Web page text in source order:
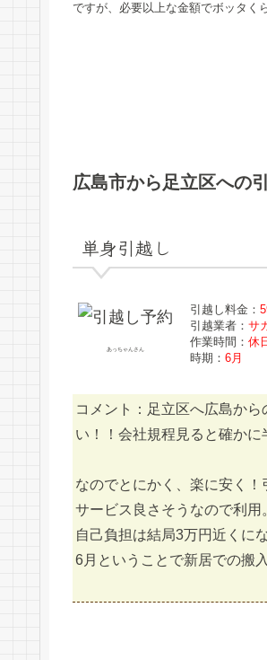
ですが、必要以上な金額でボッタく
広島市から足立区への
単身引越し
あっちゃんさん
引越し料金：
引越業者： サ
作業時間： 休
時期： 6月
コメント：足立区へ広島か
い！！会社規程見ると確かに
なのでとにかく、楽に安く
サービス良さそうなので利用
自己負担は結局3万円近くに
6月ということで新居での搬